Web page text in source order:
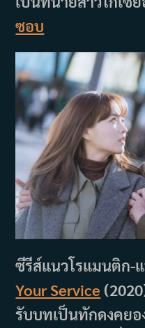
ซอบ
ซีรีส์แนวโรแมนติก-
Your Service
รับบทเป็นทักดงคย